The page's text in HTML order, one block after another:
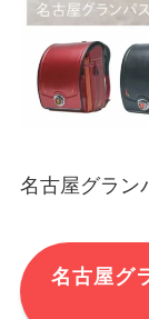
名古屋グラン
名古屋グ